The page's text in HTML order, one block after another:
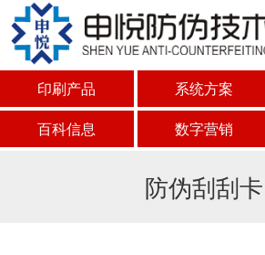
印刷产品 系统方案
百科信息
数字营销
防伪刮刮卡